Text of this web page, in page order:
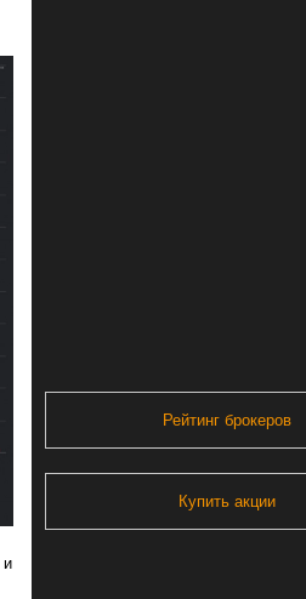
и
Рейтинг брокеров
Купить акции